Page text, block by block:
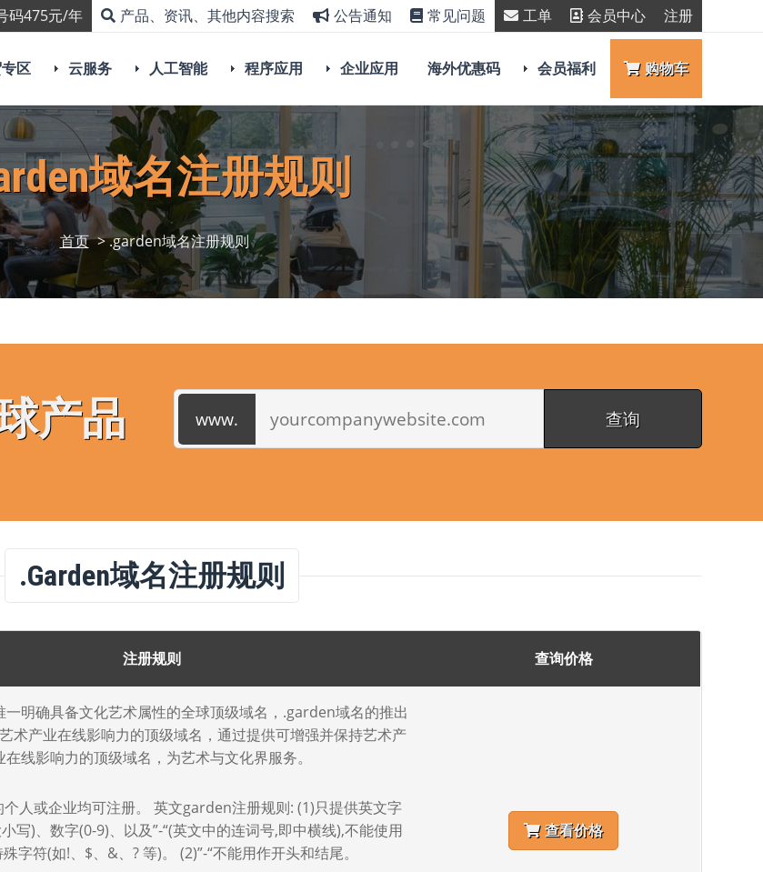
码475元/年 产品、资讯、其他内容搜索 公告通知 常见问题 工单 会员中心 注册
区 云服务 人工智能 程序应用 企业应用 海外优惠码 会员福利 购物车
域名注册规则
首页 > .garden域名注册规则
产品
.garden域名注册规则
注册规则 查询价格
明确具备文化艺术属性的全球顶级域名，.garden域名的推出
术产业在线影响力的顶级域名，通过提供可增强并保持艺术产
在线影响力的顶级域名，为艺术与文化界服务。
人或企业均可注册。 英文garden注册规则: (1)只提供英文字
写)、数字(0-9)、以及”-“(英文中的连词号,即中横线),不能使用
字符(如!、$、&、? 等)。 (2)”-“不能用作开头和结尾。
查看价格